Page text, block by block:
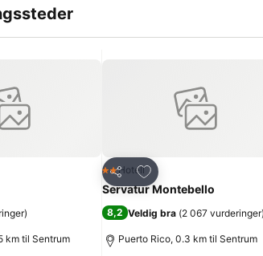
)
km til Sentrum
Del
Legg til i favoritter
2 Stjerner
Hotell
Servatur Montebello
8,2 Veldig bra (2 067 vurderinger)
Puerto Rico, 0.3 km til Sentrum